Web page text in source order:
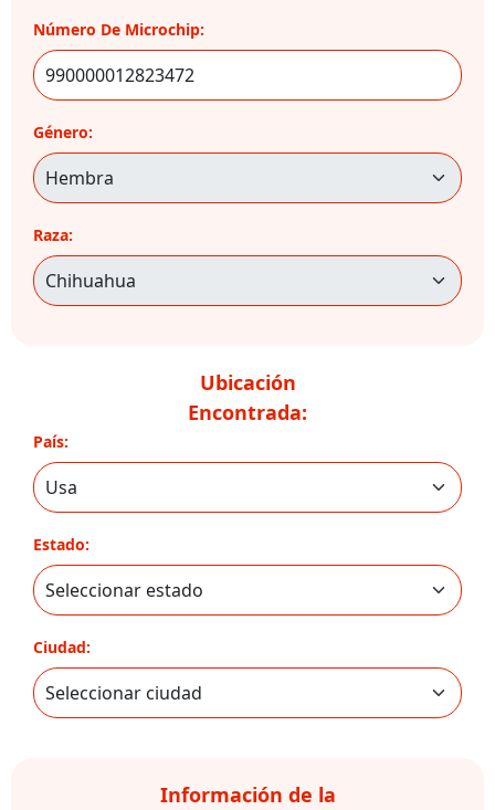
Número De Microchip:
Género:
Raza:
Ubicación
Encontrada:
País:
Estado:
Ciudad:
Información de la